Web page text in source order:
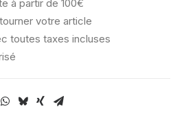
à partir de 100€
votre article
toutes taxes incluses